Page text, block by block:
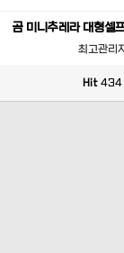
곰 미니추레라 대형셀
최고관리
Hit 434